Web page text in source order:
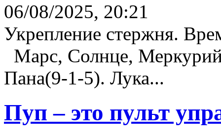
06/08/2025, 20:21
Укрепление стержня.
Марс, Солнце, Меркурий
Пана(9-1-5). Лука...
Пуп – это пульт